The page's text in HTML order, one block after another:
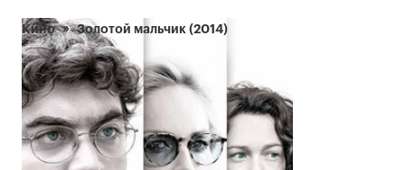
Кино Золотой мальчик (2014)